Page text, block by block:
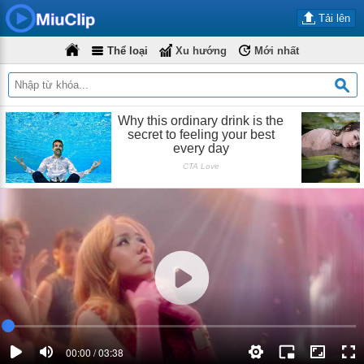
Tải lên
Thể loại Xu hướng Mới nhất
00:00 / 03:38